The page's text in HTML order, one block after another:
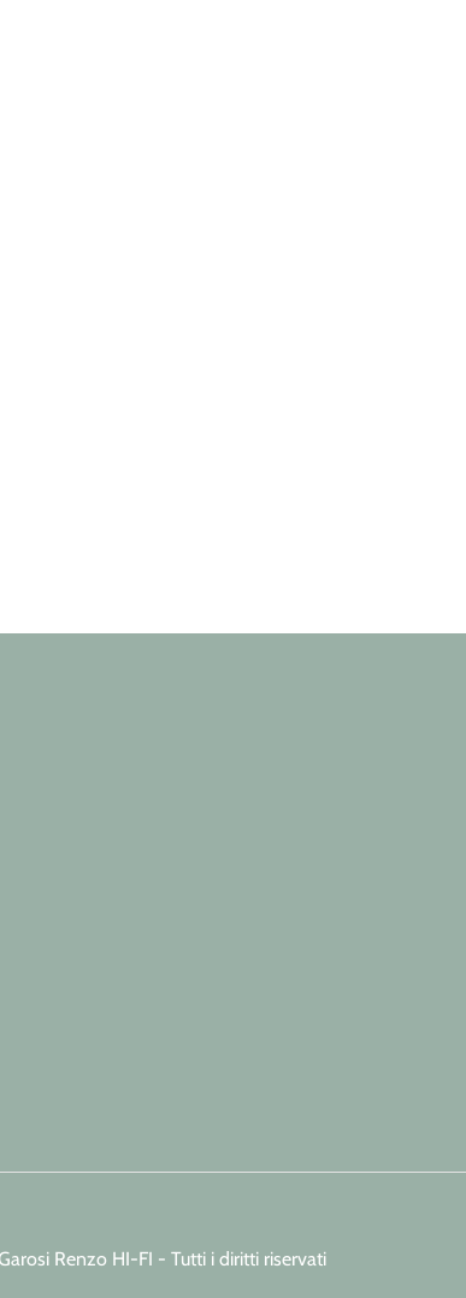
Renzo HI-FI - Tutti i diritti riservati